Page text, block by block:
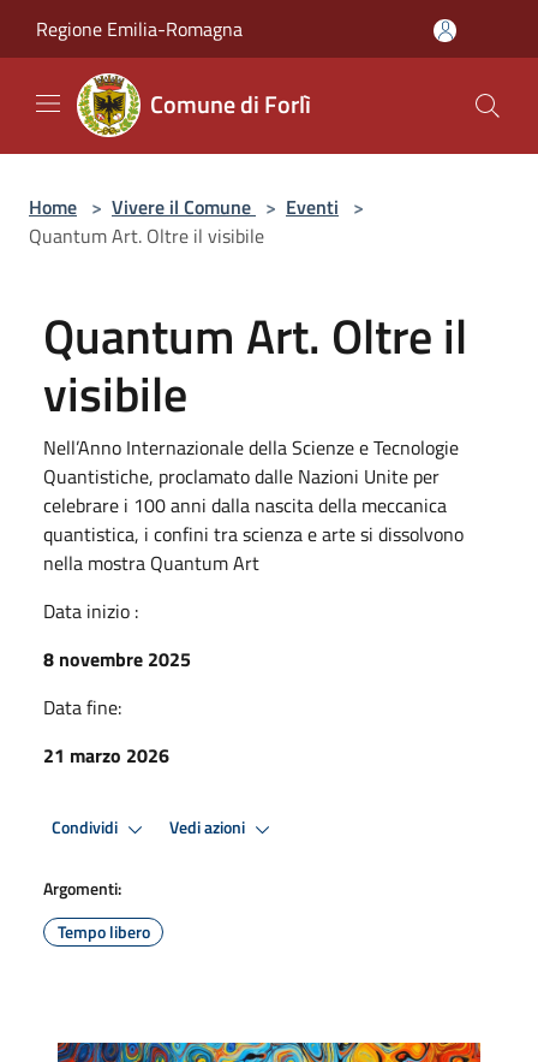
Regione Emilia-Romagna
Comune di Forlì
Home > Vivere il Comune > Eventi >
Quantum Art. Oltre il visibile
Quantum Art. Oltre il
visibile
Nell’Anno Internazionale della Scienze e Tecnologie
Quantistiche, proclamato dalle Nazioni Unite per
celebrare i 100 anni dalla nascita della meccanica
quantistica, i confini tra scienza e arte si dissolvono
nella mostra Quantum Art
Data inizio :
8 novembre 2025
Data fine:
21 marzo 2026
Condividi Vedi azioni
Argomenti:
Tempo libero